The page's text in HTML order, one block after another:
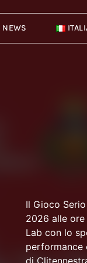
NEWS
Il Gioco
2026 alle ore
Lab con lo
performance
di